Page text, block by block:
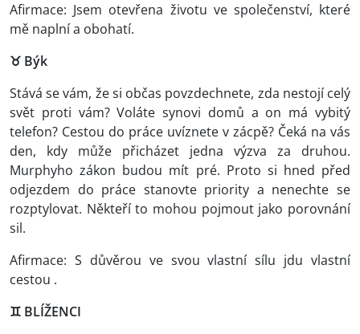
Afirmace: Jsem otevřena životu ve společenství, které
mě naplní a obohatí.
♉ Býk
Stává se vám, že si občas povzdechnete, zda nestojí celý
svět proti vám? Voláte synovi domů a on má vybitý
telefon? Cestou do práce uvíznete v zácpě? Čeká na vás
den, kdy může přicházet jedna výzva za druhou.
Murphyho zákon budou mít pré. Proto si hned před
odjezdem do práce stanovte priority a nenechte se
rozptylovat. Někteří to mohou pojmout jako porovnání
sil.
Afirmace: S důvěrou ve svou vlastní sílu jdu vlastní
cestou .
♊ BLÍŽENCI